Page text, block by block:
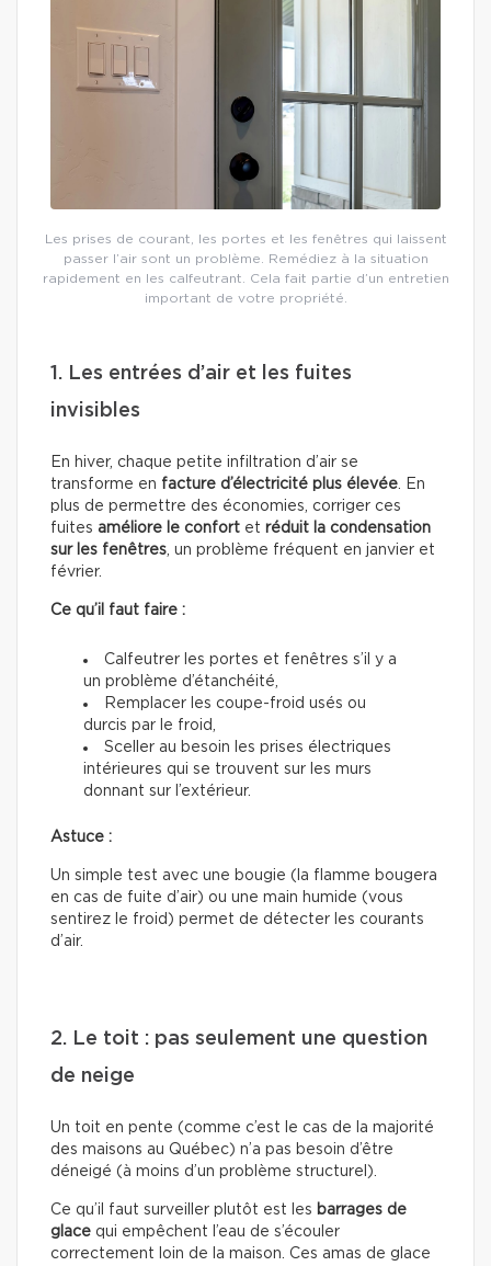
Les prises de courant, les portes et les fenêtres qui laissent
passer l’air sont un problème. Remédiez à la situation
rapidement en les calfeutrant. Cela fait partie d’un entretien
important de votre propriété.
1. Les entrées d’air et les fuites
invisibles
En hiver, chaque petite infiltration d’air se
transforme en facture d’électricité plus élevée. En
plus de permettre des économies, corriger ces
fuites améliore le confort et réduit la condensation
sur les fenêtres, un problème fréquent en janvier et
février.
Ce qu’il faut faire :
Calfeutrer les portes et fenêtres s’il y a
un problème d’étanchéité,
Remplacer les coupe-froid usés ou
durcis par le froid,
Sceller au besoin les prises électriques
intérieures qui se trouvent sur les murs
donnant sur l’extérieur.
Astuce :
Un simple test avec une bougie (la flamme bougera
en cas de fuite d’air) ou une main humide (vous
sentirez le froid) permet de détecter les courants
d’air.
2. Le toit : pas seulement une question
de neige
Un toit en pente (comme c’est le cas de la majorité
des maisons au Québec) n’a pas besoin d’être
déneigé (à moins d’un problème structurel).
Ce qu’il faut surveiller plutôt est les barrages de
glace qui empêchent l’eau de s’écouler
correctement loin de la maison. Ces amas de glace